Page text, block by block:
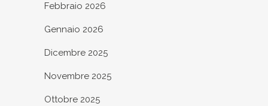
Febbraio 2026
Gennaio 2026
Dicembre 2025
Novembre 2025
Ottobre 2025